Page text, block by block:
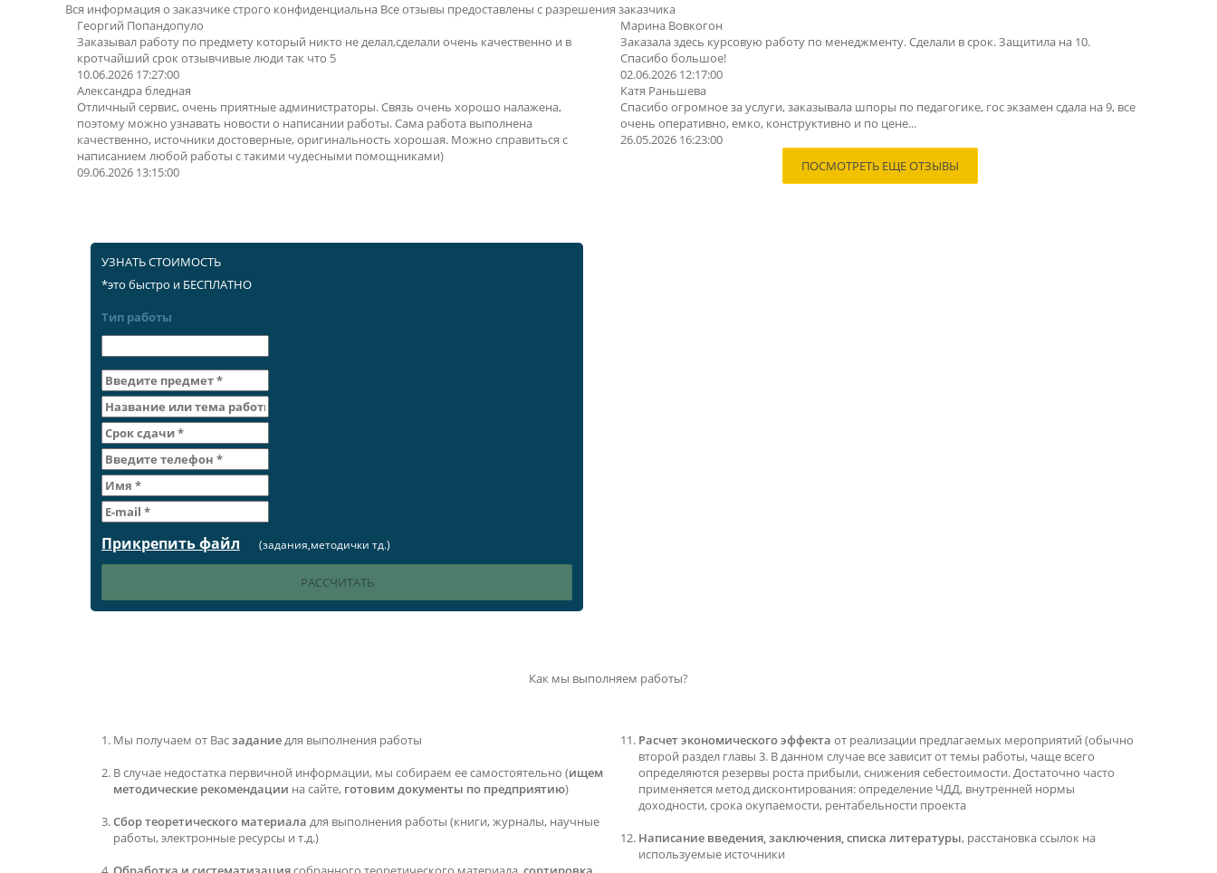
Вся информация о заказчике строго конфиденциальна Все отзывы предоставлены с разрешения заказчика
Георгий Попандопуло
Заказывал работу по предмету который никто не делал,сделали очень качественно и в
кротчайший срок отзывчивые люди так что 5
10.06.2026 17:27:00
Александра бледная
Отличный сервис, очень приятные администраторы. Связь очень хорошо налажена,
поэтому можно узнавать новости о написании работы. Сама работа выполнена
качественно, источники достоверные, оригинальность хорошая. Можно справиться с
написанием любой работы с такими чудесными помощниками)
09.06.2026 13:15:00
Марина Вовкогон
Заказала здесь курсовую работу по менеджменту. Сделали в срок. Защитила на 10.
Спасибо большое!
02.06.2026 12:17:00
Катя Раньшева
Спасибо огромное за услуги, заказывала шпоры по педагогике, гос экзамен сдала на 9, все
очень оперативно, емко, конструктивно и по цене...
26.05.2026 16:23:00
ПОСМОТРЕТЬ ЕЩЕ ОТЗЫВЫ
УЗНАТЬ СТОИМОСТЬ
*это быстро и БЕСПЛАТНО
Тип работы
Прикрепить файл (задания,методички тд.)
Как мы выполняем работы?
Мы получаем от Васзаданиедля выполнения работы
В случае недостатка первичной информации, мы собираем ее самостоятельно (ищем
методические рекомендации на сайте, готовим документы по предприятию)
Сбор теоретического материала для выполнения работы (книги, журналы, научные
работы, электронные ресурсы и т.д.)
Расчет экономического эффекта от реализации предлагаемых мероприятий (обычно
второй раздел главы 3. В данном случае все зависит от темы работы, чаще всего
определяются резервы роста прибыли, снижения себестоимости. Достаточно часто
применяется метод дисконтирования: определение ЧДД, внутренней нормы
доходности, срока окупаемости, рентабельности проекта
Написание введения, заключения, списка литературы, расстановка ссылок на
используемые источники